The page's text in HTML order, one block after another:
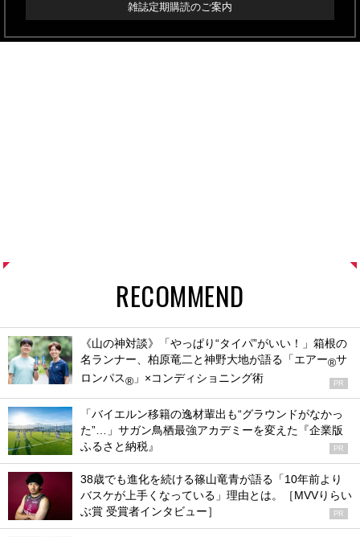
雑誌定期購読のご案内
RECOMMEND
《山の神対談》「やっぱり“タイパ”がいい！」箱根の
名ランナー、柏原竜二と神野大地が語る「エアー®サ
ロンパス® 」×コンディショニング術 PR
「バイエルン移籍の逸材輩出も“グラウンドがなかっ
た”…」サガン鳥栖最強アカデミーを変えた『企業版
ふるさと納税』
PR
38歳でも進化を続ける篠山竜青が語る「10年前より
バスケが上手くなっている」理由とは。［MVVりらい
ぶ賞 受賞者インタビュー］
PR